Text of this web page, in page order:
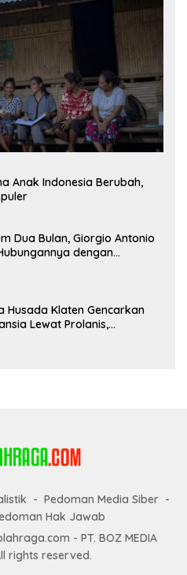
Anak Indonesia Berubah,
Dua Bulan, Giorgio Antonio
dengan
Husada Klaten Gencarkan
Lewat Prolanis,
Pedoman Media Siber
Hak Jawab
- PT. BOZ MEDIA
rights reserved.